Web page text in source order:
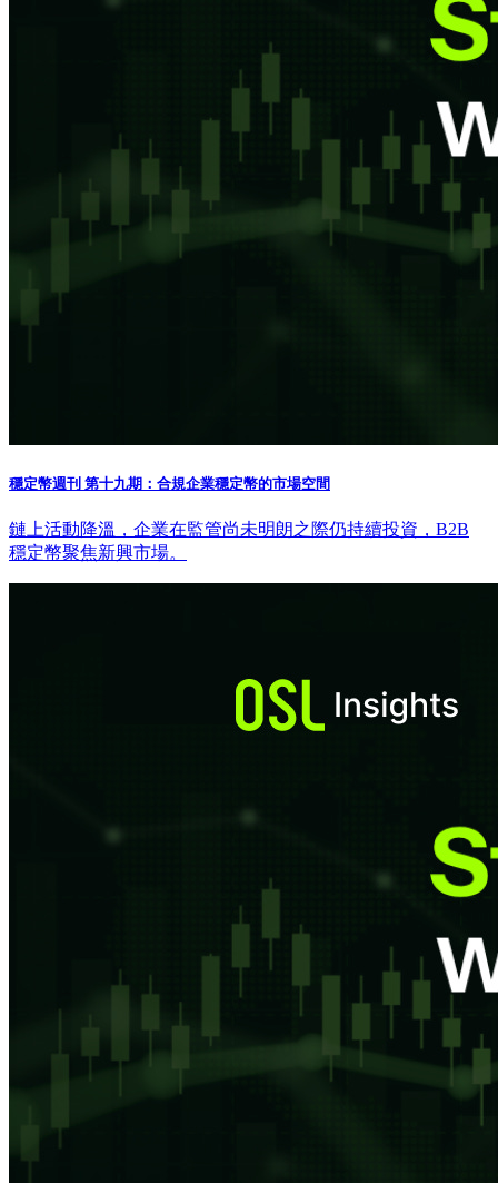
穩定幣週刊 第十九期：合規企業穩定幣的市場空間
鏈上活動降溫，企業在監管尚未明朗之際仍持續投資，B2B
穩定幣聚焦新興市場。